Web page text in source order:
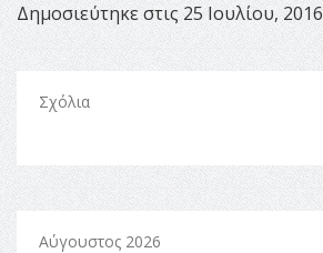
Δημοσιεύτηκε στις 25 Ιουλίου, 2016
Σχόλια
Αύγουστος 2026